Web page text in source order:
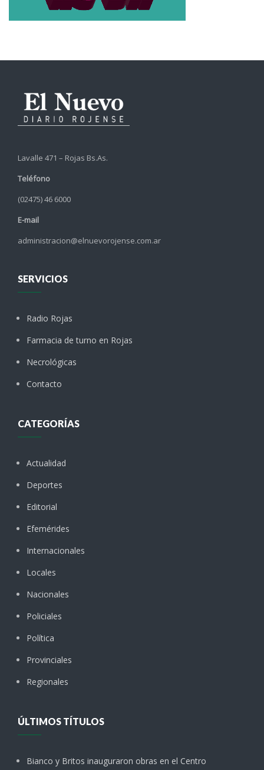
Lavalle 471 – Rojas Bs.As.
Teléfono
(02475) 46 6000
E-mail
administracion@elnuevorojense.com.ar
SERVICIOS
Radio Rojas
Farmacia de turno en Rojas
Necrológicas
Contacto
CATEGORÍAS
Actualidad
Deportes
Editorial
Efemérides
Internacionales
Locales
Nacionales
Policiales
Política
Provinciales
Regionales
ÚLTIMOS TÍTULOS
Bianco y Britos inauguraron obras en el Centro